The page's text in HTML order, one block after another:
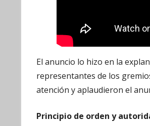
El anuncio lo hizo en la
representantes de los
atención y aplaudieron el
Principio de orden y